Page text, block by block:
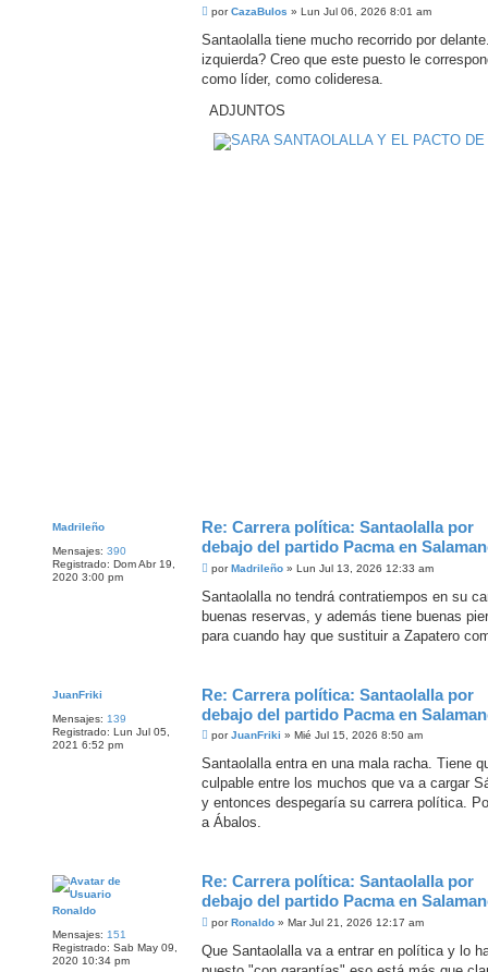
M
n
a
j
porCazaBulos » Lun Jul 06, 2026 8:01 am
Santaolalla tiene mucho recorrido por
izquierda? Creo que este puesto le
como líder, como colideresa.
ADJUNTOS
Madrileño
Mensajes: 390
Registrado: Dom Abr 19,
2020 3:00 pm
Re: Carrera política: Santaolalla por
debajo del partido Pacma en
M
n
a
j
porMadrileño» Lun Jul 13, 2026 12:33 am
Santaolalla no tendrá contratiempos en su
buenas reservas, y además tiene buenas
para cuando hay que sustituir a Zapatero
JuanFriki
Mensajes: 139
Registrado: Lun Jul 05,
2021 6:52 pm
Re: Carrera política: Santaolalla por
debajo del partido Pacma en
M
n
a
j
porJuanFriki » Mié Jul 15, 2026 8:50 am
Santaolalla entra en una mala racha. Tiene
culpable entre los muchos que va a cargar
y entonces despegaría su carrera política.
a Ábalos.
Ronaldo
Mensajes: 151
Registrado: Sab May 09,
2020 10:34 pm
Re: Carrera política: Santaolalla por
debajo del partido Pacma en
M
n
s
porRonaldo» Mar Jul 21, 2026 12:17 am
Que Santaolalla va a entrar en política y lo